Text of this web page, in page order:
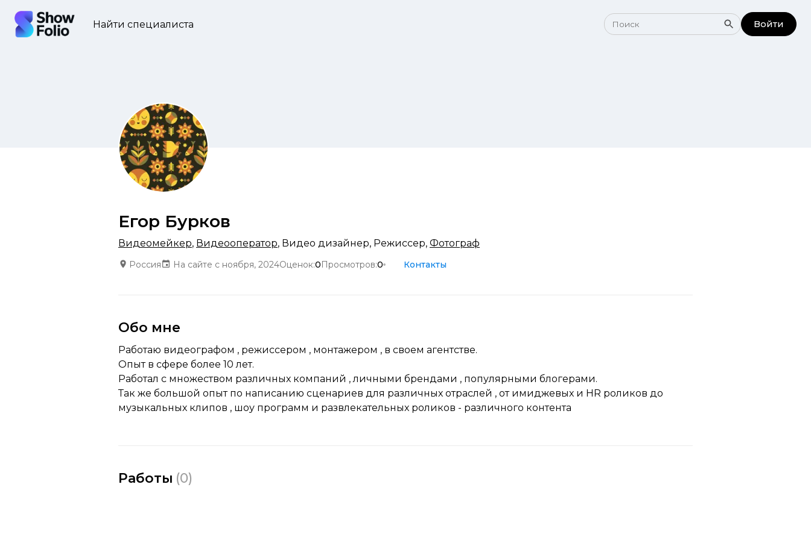
Найти специалиста Войти
Егор Бурков
Видеомейкер, Видеооператор, Видео дизайнер, Режиссер, Фотограф
Россия На сайте с ноября, 2024Оценок:0Просмотров:0 Контакты
Обо мне
Работаю видеографом , режиссером , монтажером , в своем агентстве.
Опыт в сфере более 10 лет.
Работал с множеством различных компаний , личными брендами , популярными блогерами.
Так же большой опыт по написанию сценариев для различных отраслей , от имиджевых и HR роликов до
музыкальных клипов , шоу программ и развлекательных роликов - различного контента
Работы (0)